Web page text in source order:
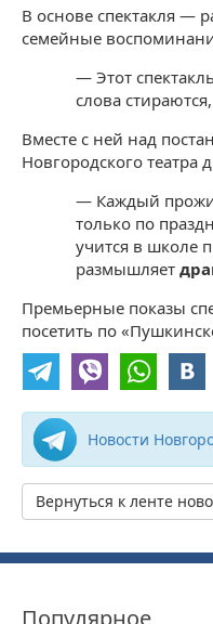
В основе спектакля —
семейные
— Этот
слова
Вместе с ней над
Новгородского
— Каждый
только по
учится в школе
размышляет
Премьерные показы
посетить по
Новости
Вернуться к ленте